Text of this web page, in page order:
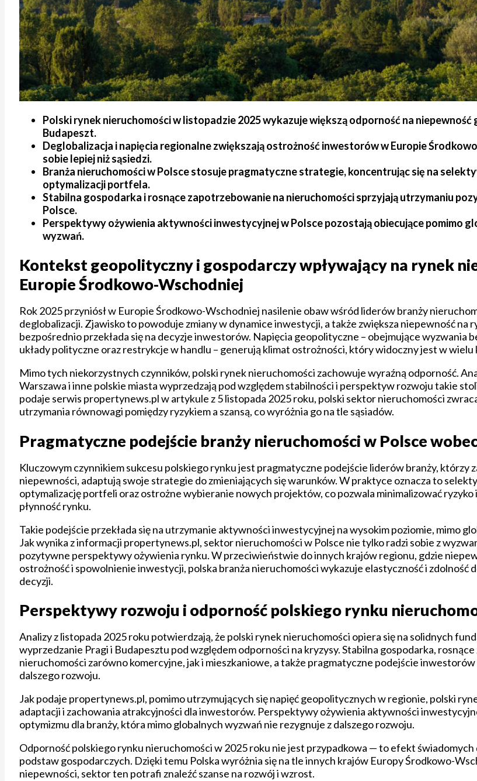
Polski rynek nieruchomości w listopadzie 2025 wykazuje większą odporność na niepewność
Budapeszt.
Deglobalizacja i napięcia regionalne zwiększają ostrożność inwestorów w Europie
sobie lepiej niż sąsiedzi.
Branża nieruchomości w Polsce stosuje pragmatyczne strategie, koncentrując się na
optymalizacji portfela.
Stabilna gospodarka i rosnące zapotrzebowanie na nieruchomości sprzyjają utrzymaniu
Polsce.
Perspektywy ożywienia aktywności inwestycyjnej w Polsce pozostają obiecujące pomimo
wyzwań.
Kontekst geopolityczny i gospodarczy wpływający na rynek
Europie Środkowo-Wschodniej
Rok 2025 przyniósł w Europie Środkowo-Wschodniej nasilenie obaw wśród liderów branży
deglobalizacji. Zjawisko to powoduje zmiany w dynamice inwestycji, a także zwiększa niepewność na
bezpośrednio przekłada się na decyzje inwestorów. Napięcia geopolityczne – obejmujące wyzwania
układy polityczne oraz restrykcje w handlu – generują klimat ostrożności, który widoczny jest w wielu
Mimo tych niekorzystnych czynników, polski rynek nieruchomości zachowuje wyraźną odporność.
Warszawa i inne polskie miasta wyprzedzają pod względem stabilności i perspektyw rozwoju takie
podaje serwis propertynews.pl w artykule z 5 listopada 2025 roku, polski sektor nieruchomości
utrzymania równowagi pomiędzy ryzykiem a szansą, co wyróżnia go na tle sąsiadów.
Pragmatyczne podejście branży nieruchomości w Polsce
Kluczowym czynnikiem sukcesu polskiego rynku jest pragmatyczne podejście liderów branży, którzy
niepewności, adaptują swoje strategie do zmieniających się warunków. W praktyce oznacza to
optymalizację portfeli oraz ostrożne wybieranie nowych projektów, co pozwala minimalizować ryzyko
płynność rynku.
Takie podejście przekłada się na utrzymanie aktywności inwestycyjnej na wysokim poziomie, mimo
Jak wynika z informacji propertynews.pl, sektor nieruchomości w Polsce nie tylko radzi sobie z
pozytywne perspektywy ożywienia rynku. W przeciwieństwie do innych krajów regionu, gdzie
ostrożność i spowolnienie inwestycji, polska branża nieruchomości wykazuje elastyczność i zdolność
decyzji.
Perspektywy rozwoju i odporność polskiego rynku
Analizy z listopada 2025 roku potwierdzają, że polski rynek nieruchomości opiera się na solidnych
wyprzedzanie Pragi i Budapesztu pod względem odporności na kryzysy. Stabilna gospodarka,
nieruchomości zarówno komercyjne, jak i mieszkaniowe, a także pragmatyczne podejście
dalszego rozwoju.
Jak podaje propertynews.pl, pomimo utrzymujących się napięć geopolitycznych w regionie, polski
adaptacji i zachowania atrakcyjności dla inwestorów. Perspektywy ożywienia aktywności
optymizmu dla branży, która mimo globalnych wyzwań nie rezygnuje z dalszego rozwoju.
Odporność polskiego rynku nieruchomości w 2025 roku nie jest przypadkowa — to efekt
podstaw gospodarczych. Dzięki temu Polska wyróżnia się na tle innych krajów Europy Środkowo-
niepewności, sektor ten potrafi znaleźć szanse na rozwój i wzrost.